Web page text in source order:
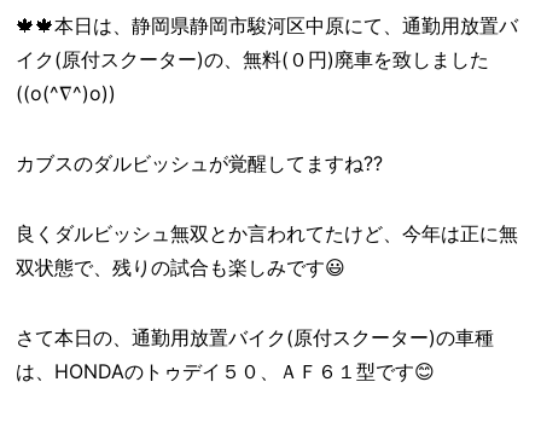
🍁🍁本日は、静岡県静岡市駿河区中原にて、通勤用放置バ
イク(原付スクーター)の、無料(０円)廃車を致しました
((o(^∇^)o))
カブスのダルビッシュが覚醒してますね??
良くダルビッシュ無双とか言われてたけど、今年は正に無
双状態で、残りの試合も楽しみです😃
さて本日の、通勤用放置バイク(原付スクーター)の車種
は、HONDAのトゥデイ５０、ＡＦ６１型です😊